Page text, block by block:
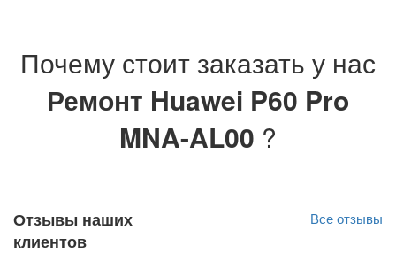
Почему стоит заказать у нас
Ремонт Huawei P60 Pro
MNA-AL00 ?
Отзывы наших
клиентов
Все отзывы